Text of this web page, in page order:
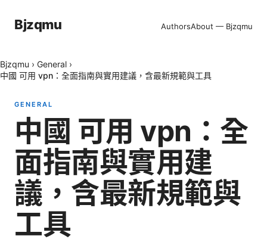
Bjzqmu AuthorsAbout — Bjzqmu
Bjzqmu › General ›
中國 可用 vpn：全面指南與實用建議，含最新規範與工具
GENERAL
中國 可用 vpn：全
面指南與實用建
議，含最新規範與
工具